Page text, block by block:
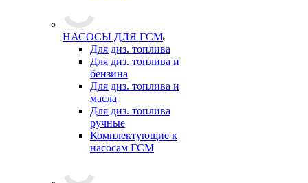
НАСОСЫ ДЛЯ ГСМ
Для диз. топлива
Для диз. топлива и
бензина
Для диз. топлива и
масла
Для диз. топлива
ручные
Комплектующие к
насосам ГСМ